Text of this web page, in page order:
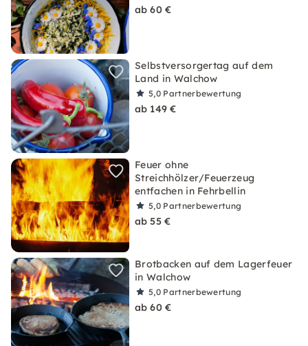
ab 60 €
Selbstversorgertag auf dem
Land in Walchow
5,0 Partnerbewertung
ab 149 €
Feuer ohne
Streichhölzer/Feuerzeug
entfachen in Fehrbellin
5,0 Partnerbewertung
ab 55 €
Brotbacken auf dem Lagerfeuer
in Walchow
5,0 Partnerbewertung
ab 60 €